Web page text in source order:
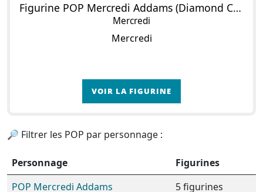
Figurine POP Mercredi Addams (Diamond Collection)
Mercredi
Mercredi
VOIR LA FIGURINE
🔎 Filtrer les POP par personnage :
Personnage
Figurines
POP Mercredi Addams
5 figurines